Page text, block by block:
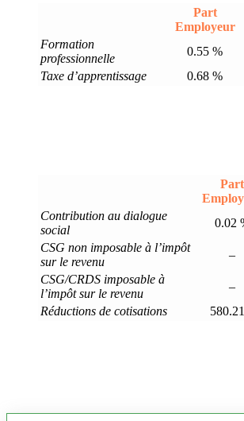
Part
Employeur
Formation
professionnelle
0.55 %
Taxe d’apprentissage
0.68 %
Part
Contribution au dialogue
social
0.02
CSG non imposable à l’impôt
sur le revenu
–
CSG/CRDS imposable à
l’impôt sur le revenu
–
Réductions de cotisations